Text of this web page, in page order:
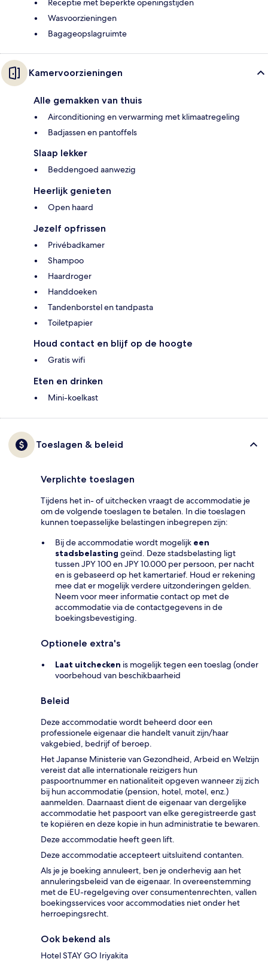
Receptie met beperkte openingstijden
Wasvoorzieningen
Bagageopslagruimte
Kamervoorzieningen
Alle gemakken van thuis
Airconditioning en verwarming met klimaatregeling
Badjassen en pantoffels
Slaap lekker
Beddengoed aanwezig
Heerlijk genieten
Open haard
Jezelf opfrissen
Privébadkamer
Shampoo
Haardroger
Handdoeken
Tandenborstel en tandpasta
Toiletpapier
Houd contact en blijf op de hoogte
Gratis wifi
Eten en drinken
Mini-koelkast
Toeslagen & beleid
Verplichte toeslagen
Tijdens het in- of uitchecken vraagt de accommodatie je
om de volgende toeslagen te betalen. In die toeslagen
kunnen toepasselijke belastingen inbegrepen zijn:
Bij de accommodatie wordt mogelijk een
stadsbelasting geïnd. Deze stadsbelasting ligt
tussen JPY 100 en JPY 10.000 per persoon, per nacht
en is gebaseerd op het kamertarief. Houd er rekening
mee dat er mogelijk verdere uitzonderingen gelden.
Neem voor meer informatie contact op met de
accommodatie via de contactgegevens in de
boekingsbevestiging.
Optionele extra's
Laat uitchecken is mogelijk tegen een toeslag (onder
voorbehoud van beschikbaarheid
Beleid
Deze accommodatie wordt beheerd door een
professionele eigenaar die handelt vanuit zijn/haar
vakgebied, bedrijf of beroep.
Het Japanse Ministerie van Gezondheid, Arbeid en Welzijn
vereist dat alle internationale reizigers hun
paspoortnummer en nationaliteit opgeven wanneer zij zich
bij hun accommodatie (pension, hotel, motel, enz.)
aanmelden. Daarnaast dient de eigenaar van dergelijke
accommodatie het paspoort van elke geregistreerde gast
te kopiëren en deze kopie in hun administratie te bewaren.
Deze accommodatie heeft geen lift.
Deze accommodatie accepteert uitsluitend contanten.
Als je je boeking annuleert, ben je onderhevig aan het
annuleringsbeleid van de eigenaar. In overeenstemming
met de EU-regelgeving over consumentenrechten, vallen
boekingsservices voor accommodaties niet onder het
herroepingsrecht.
Ook bekend als
Hotel STAY GO Iriyakita